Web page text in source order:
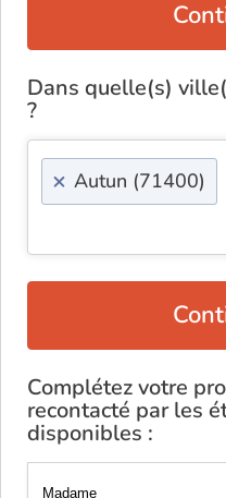
Dans quelle(s)
?
× Autun (71400)
Complétez votre
recontacté par les
disponibles :